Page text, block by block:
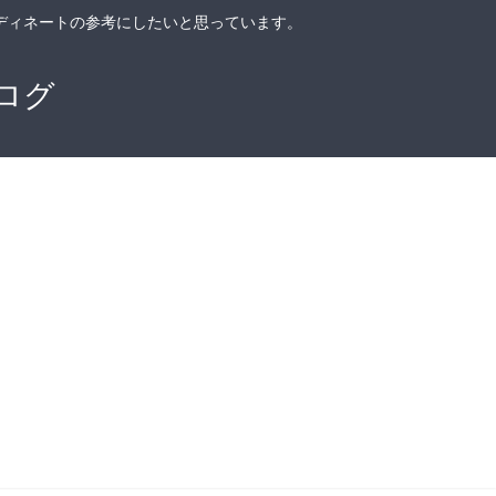
ネートの参考にしたいと思っています。
グ